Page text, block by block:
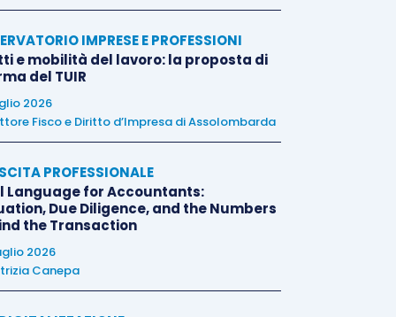
IMPRESE E PROFESSIONI
e mobilità del lavoro: la proposta di
del TUIR
2026
Fisco e Diritto d’Impresa di Assolombarda
PROFESSIONALE
Language for Accountants:
Due Diligence, and the Numbers
the Transaction
2026
Canepa